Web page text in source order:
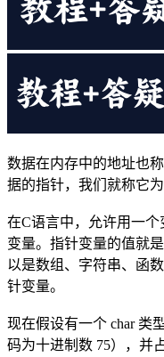
数据在内存中的地址也
据的指针，我们就称它为
在C语言中，允许用一
变量。指针变量的值就
以是数组、字符串、函
针变量。
现在假设有一个 char 类
码为十进制数 75），并